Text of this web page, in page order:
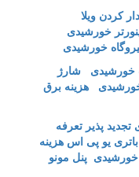
کردن ویلا
خورشیدی
خورشیدی
خورشیدی
شارژ
هزینه برق
پذیر تعرفه
باتری یو پی اس هزینه
خورشیدی پنل مونو